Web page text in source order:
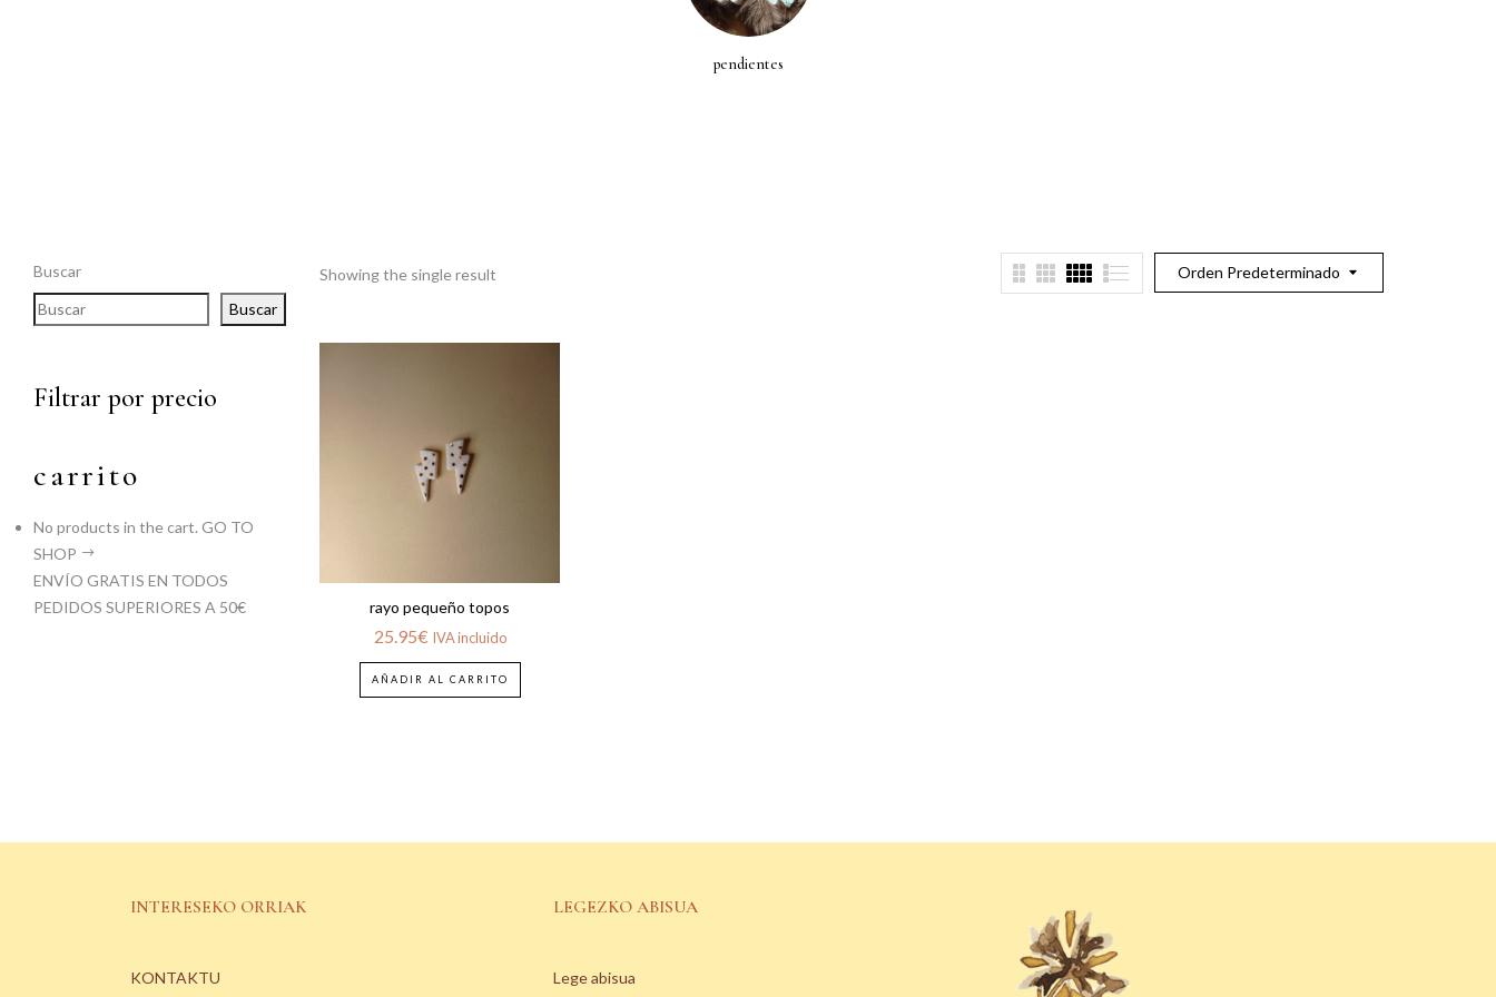
pendientes
Buscar
Buscar
Filtrar por precio
carrito
No products in the cart. GO TO
SHOP
ENVÍO GRATIS EN TODOS
PEDIDOS SUPERIORES A 50€
Orden Predeterminado
Showing the single result
rayo pequeño topos
25.95€ IVA incluido
AÑADIR AL CARRITO
INTERESEKO ORRIAK
KONTAKTU
LEGEZKO ABISUA
Lege abisua